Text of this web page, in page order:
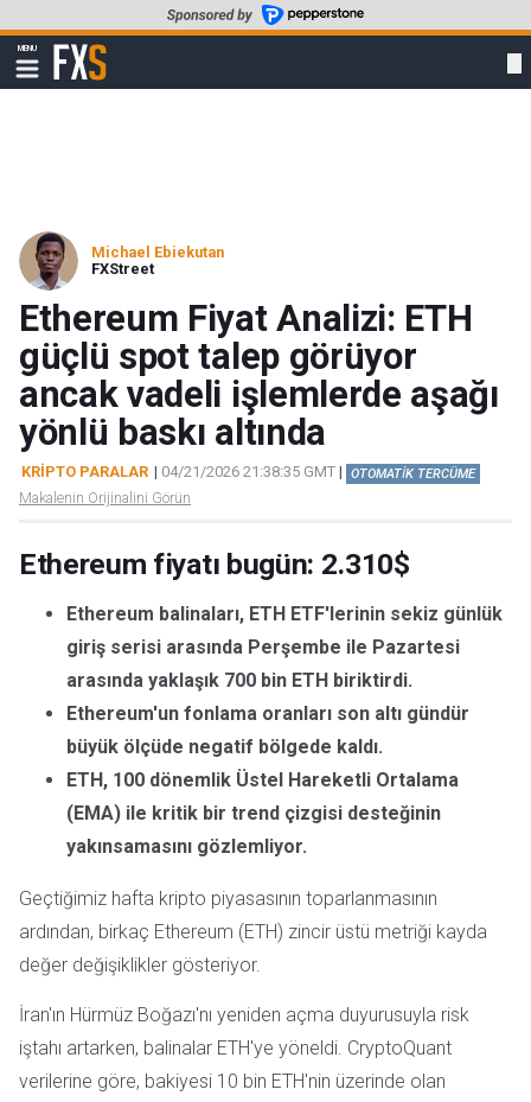
to
main
content
MENU
Show
navigation
FXStreet
Michael Ebiekutan
FXStreet
Ethereum Fiyat Analizi: ETH
güçlü spot talep görüyor
ancak vadeli işlemlerde aşağı
yönlü baskı altında
KRIPTO PARALAR | 04/21/2026 21:38:35 GMT | OTOMATİK TERCÜME
Makalenin Orijinalini Görün
Ethereum fiyatı bugün: 2.310$
Ethereum balinaları, ETH ETF'lerinin sekiz günlük
giriş serisi arasında Perşembe ile Pazartesi
arasında yaklaşık 700 bin ETH biriktirdi.
Ethereum'un fonlama oranları son altı gündür
büyük ölçüde negatif bölgede kaldı.
ETH, 100 dönemlik Üstel Hareketli Ortalama
(EMA) ile kritik bir trend çizgisi desteğinin
yakınsamasını gözlemliyor.
Geçtiğimiz hafta kripto piyasasının toparlanmasının
ardından, birkaç Ethereum (ETH) zincir üstü metriği kayda
değer değişiklikler gösteriyor.
İran'ın Hürmüz Boğazı'nı yeniden açma duyurusuyla risk
iştahı artarken, balinalar ETH'ye yöneldi. CryptoQuant
verilerine göre, bakiyesi 10 bin ETH'nin üzerinde olan